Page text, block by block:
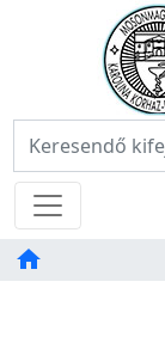
Főoldal
Keresés:
Menü
home